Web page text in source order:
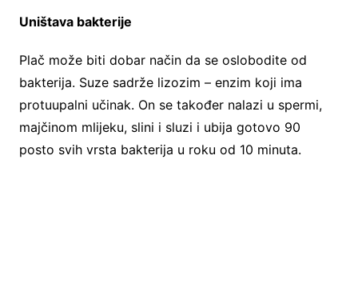
Uništava bakterije
Plač može biti dobar način da se oslobodite od
bakterija. Suze sadrže lizozim – enzim koji ima
protuupalni učinak. On se također nalazi u spermi,
majčinom mlijeku, slini i sluzi i ubija gotovo 90
posto svih vrsta bakterija u roku od 10 minuta.